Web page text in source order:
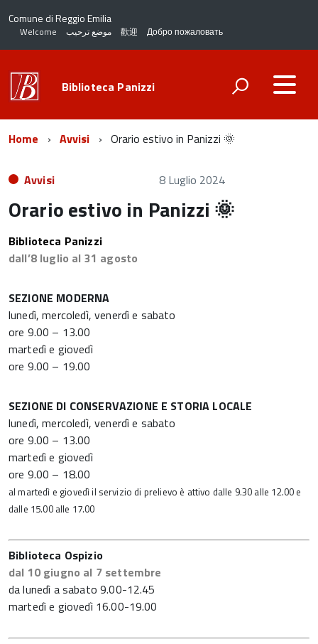
Comune di Reggio Emilia
Welcome موضع ترحيب 歡迎 Добро пожаловать
Biblioteca Panizzi
Home Avvisi Orario estivo in Panizzi 🌞
Avvisi 8 Luglio 2024
Orario estivo in Panizzi 🌞
Biblioteca Panizzi
dall’8 luglio al 31 agosto
SEZIONE MODERNA
lunedì, mercoledì, venerdì e sabato
ore 9.00 – 13.00
martedì e giovedì
ore 9.00 – 19.00
SEZIONE DI CONSERVAZIONE E STORIA LOCALE
lunedì, mercoledì, venerdì e sabato
ore 9.00 – 13.00
martedì e giovedì
ore 9.00 – 18.00
al martedì e giovedì il servizio di prelievo è attivo dalle 9.30 alle 12.00 e
dalle 15.00 alle 17.00
Biblioteca Ospizio
dal 10 giugno al 7 settembre
da lunedì a sabato 9.00-12.45
martedì e giovedì 16.00-19.00